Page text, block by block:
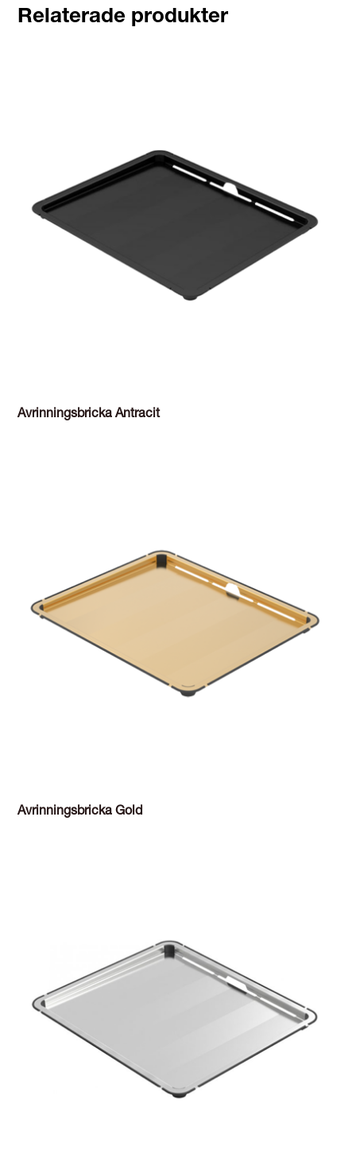
Relaterade produkter
Avrinningsbricka Antracit
Avrinningsbricka Gold